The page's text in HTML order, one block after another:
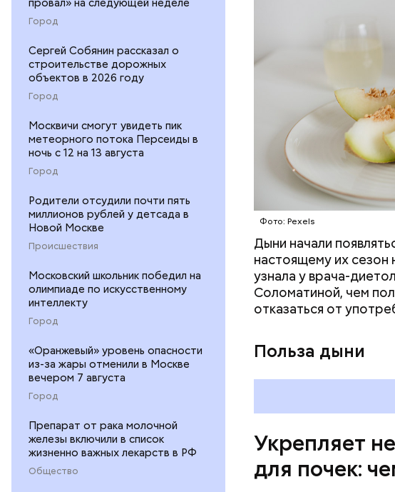
Город
Сергей Собянин рассказал о
строительстве дорожных
объектов в 2026 году
Город
Москвичи смогут увидеть пик
метеорного потока Персеиды в
ночь с 12 на 13 августа
Город
Родители отсудили почти пять
миллионов рублей у детсада в
Новой Москве
Происшествия
Московский школьник победил на
олимпиаде по искусственному
интеллекту
Город
«Оранжевый» уровень опасности
из-за жары отменили в Москве
вечером 7 августа
Город
Препарат от рака молочной
железы включили в список
жизненно важных лекарств в РФ
Общество
Фото: Pexels
Дыни начали
настоящему их сезон
узнала у врача-
Соломатиной, чем
отказаться от
Польза дыни
Укрепляет
для почек:
— Если человек уже
рекомендуется. При
раздраженного
исключить из
повышению